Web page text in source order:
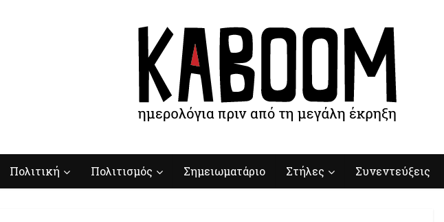
Πολιτική Πολιτισμός Σημειωματάριο Στήλες Συνεντεύξεις